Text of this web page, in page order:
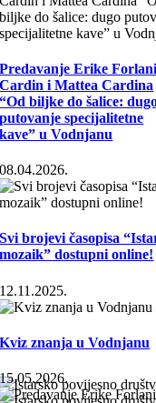
Predavanje Erike Forlani
Cardin i Mattea Cardina
“Od biljke do šalice:
putovanje specijalitetne
kave” u Vodnjanu
08.04.2026.
Svi brojevi časopisa
mozaik” dostupni online!
12.11.2025.
Kviz znanja u Vodnjanu
15.05.2026.